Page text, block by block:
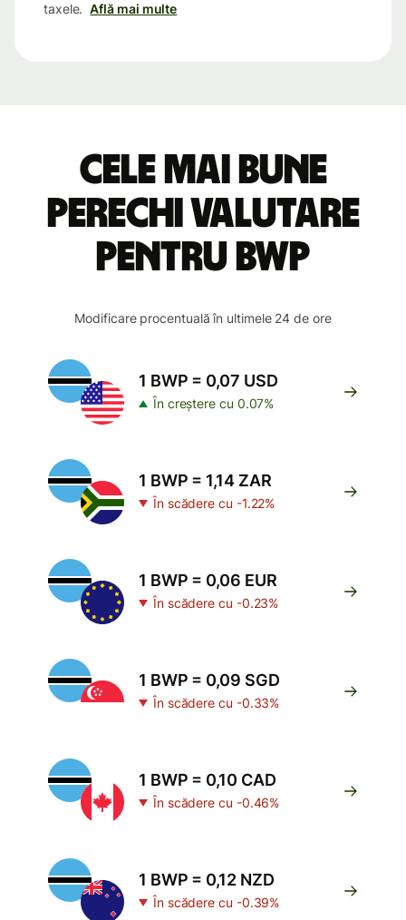
taxele. Află mai multe
Cele mai bune
perechi valutare
pentru BWP
Modificare procentuală în ultimele 24 de ore
1 BWP = 0,07 USD
În creștere cu 0.07%
1 BWP = 1,14 ZAR
În scădere cu -1.22%
1 BWP = 0,06 EUR
În scădere cu -0.23%
1 BWP = 0,09 SGD
În scădere cu -0.33%
1 BWP = 0,10 CAD
În scădere cu -0.46%
1 BWP = 0,12 NZD
În scădere cu -0.39%